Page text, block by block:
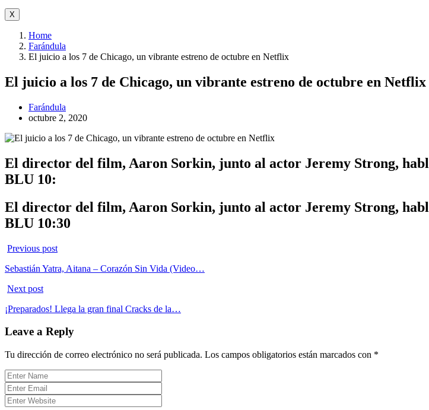
X
Home
Farándula
El juicio a los 7 de Chicago, un vibrante estreno de octubre en Netflix
El juicio a los 7 de Chicago, un vibrante estreno de octubre en Netflix
Farándula
octubre 2, 2020
El director del film, Aaron Sorkin, junto al actor Jeremy Strong,
BLU 10:
El director del film, Aaron Sorkin, junto al actor Jeremy Strong,
BLU 10:30
Previous post
Sebastián Yatra, Aitana – Corazón Sin Vida (Video…
Next post
¡Preparados! Llega la gran final Cracks de la…
Leave a Reply
Tu dirección de correo electrónico no será publicada. Los campos obligatorios están marcados con *